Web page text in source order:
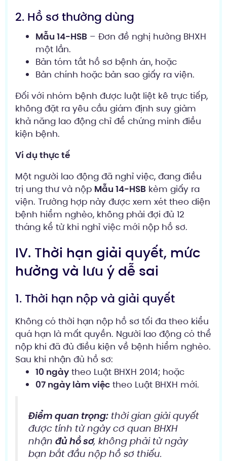
2. Hồ sơ thường dùng
Mẫu 14-HSB – Đơn đề nghị hưởng BHXH
một lần.
Bản tóm tắt hồ sơ bệnh án, hoặc
Bản chính hoặc bản sao giấy ra viện.
Đối với nhóm bệnh được luật liệt kê trực tiếp,
không đặt ra yêu cầu giám định suy giảm
khả năng lao động chỉ để chứng minh điều
kiện bệnh.
Ví dụ thực tế
Một người lao động đã nghỉ việc, đang điều
trị ung thư và nộp Mẫu 14-HSB kèm giấy ra
viện. Trường hợp này được xem xét theo diện
bệnh hiểm nghèo, không phải đợi đủ 12
tháng kể từ khi nghỉ việc mới nộp hồ sơ.
IV. Thời hạn giải quyết, mức
hưởng và lưu ý dễ sai
1. Thời hạn nộp và giải quyết
Không có thời hạn nộp hồ sơ tối đa theo kiểu
quá hạn là mất quyền. Người lao động có thể
nộp khi đã đủ điều kiện về bệnh hiểm nghèo.
Sau khi nhận đủ hồ sơ:
10 ngày theo Luật BHXH 2014; hoặc
07 ngày làm việc theo Luật BHXH mới.
Điểm quan trọng:thời gian giải quyết
được tính từ ngày cơ quan BHXH
nhận đủ hồ sơ, không phải từ ngày
bạn bắt đầu nộp hồ sơ thiếu.